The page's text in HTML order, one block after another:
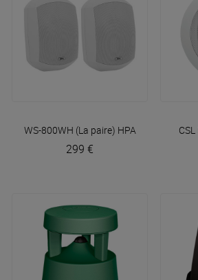
WS-800WH (La paire) HPA
299 €